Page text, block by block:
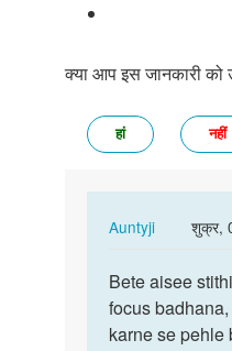
क्या आप इस जानकारी को
हां नहीं
Auntyji
शुक्र,
In
to
Mujhe
lanbe
Bete
aisee
stithi
Bete aisee
focus
karne se pehle